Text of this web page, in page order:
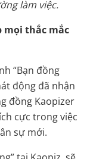
làm việc.
mọi thắc mắc
“Bạn đồng
động đã nhận
đồng Kaopizer
cực trong việc
sự mới.